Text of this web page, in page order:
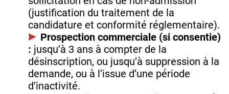
(justification du traitement de la
candidature et conformité réglementaire).
Prospection commerciale (si consentie)
: jusqu’à 3 ans à compter de la
désinscription, ou jusqu’à suppression à la
demande, ou à l’issue d’une période
d’inactivité.